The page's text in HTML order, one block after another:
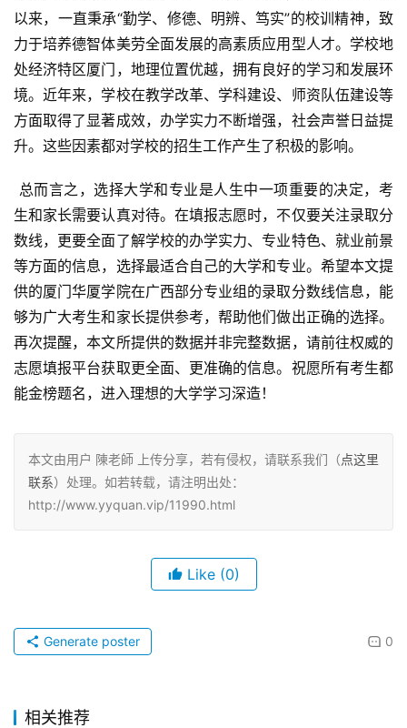
以来，一直秉承“勤学、修德、明辨、笃实”的校训精神，致
力于培养德智体美劳全面发展的高素质应用型人才。学校地
处经济特区厦门，地理位置优越，拥有良好的学习和发展环
境。近年来，学校在教学改革、学科建设、师资队伍建设等
方面取得了显著成效，办学实力不断增强，社会声誉日益提
升。这些因素都对学校的招生工作产生了积极的影响。
生和家长需要认真对待。在填报志愿时，不仅要关注录取分
数线，更要全面了解学校的办学实力、专业特色、就业前景
等方面的信息，选择最适合自己的大学和专业。希望本文提
供的厦门华厦学院在广西部分专业组的录取分数线信息，能
够为广大考生和家长提供参考，帮助他们做出正确的选择。
再次提醒，本文所提供的数据并非完整数据，请前往权威的
志愿填报平台获取更全面、更准确的信息。祝愿所有考生都
能金榜题名，进入理想的大学学习深造！
本文由用户 陳老師 上传分享，若有侵权，请联系我们（点这里
联系）处理。如若转载，请注明出处：
http://www.yyquan.vip/11990.html
Like (0)
0
Generate poster
相关推荐